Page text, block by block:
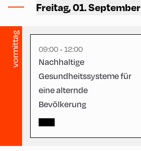
Freitag, 01. September
vormittag
Schulhäusl
09:00 - 12:00
Nachhaltige
Gesundheitssysteme für
eine alternde
Bevölkerung